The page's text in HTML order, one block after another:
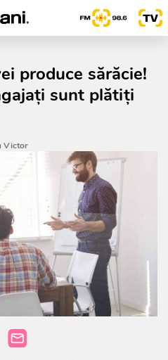
produce sărăcie!
sunt plătiți
Victor